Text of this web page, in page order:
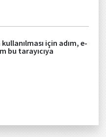
için adım, e-
bu tarayıcıya